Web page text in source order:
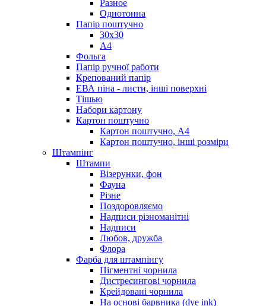
Разное
Однотонна
Папір поштучно
30х30
А4
Фольга
Папір ручної работи
Крепований папір
ЕВА піна - листи, інші поверхні
Тішью
Набори картону
Картон поштучно
Картон поштучно, А4
Картон поштучно, інші розміри
Штампінг
Штампи
Візерунки, фон
Фауна
Різне
Поздоровляємо
Надписи різноманітні
Надписи
Любов, дружба
Флора
Фарба для штампінгу
Пігментні чорнила
Дистресингові чорнила
Крейдовані чорнила
На основі барвника (dye ink)